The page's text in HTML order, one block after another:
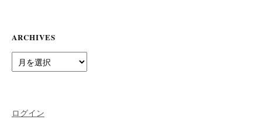
ARCHIVES
Archives
ログイン